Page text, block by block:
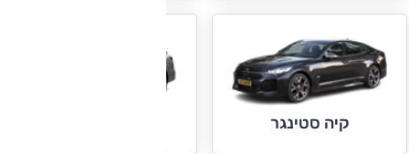
קיה סטינגר